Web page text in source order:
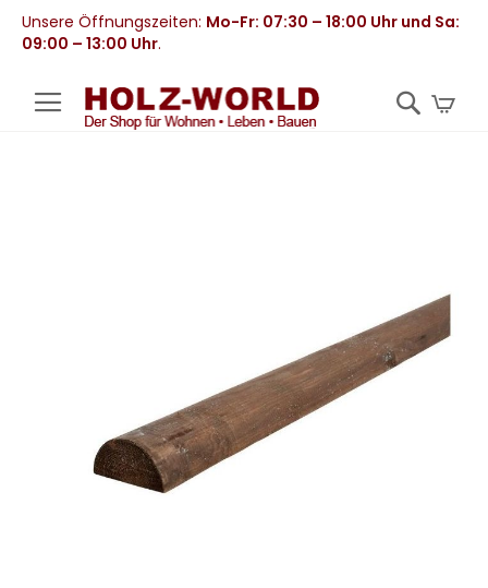
Unsere Öffnungszeiten: Mo-Fr: 07:30 – 18:00 Uhr und Sa:
09:00 – 13:00 Uhr.